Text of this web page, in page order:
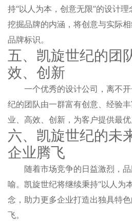
持“以人为本，创意无限”的设计理
挖掘品牌的内涵，将创意与实际
品牌标识。
五、凯旋世纪的团
效、创新
一个优秀的设计公司，离不
纪的团队由一群富有创意、经验
业、高效、创新，为客户提供最优
六、凯旋世纪的未
企业腾飞
随着市场竞争的日益激烈，
喻。凯旋世纪将继续秉持“以人为
念，助力更多企业打造出独具特
飞。